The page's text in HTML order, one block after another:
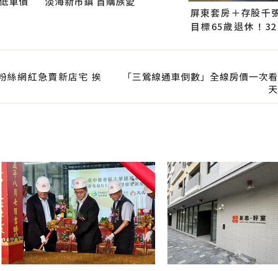
屏東套房＋存股千
目標65歲退休！
絲網紅急賣新店宅 挨
「三鶯線通車倒數」全線房價一次